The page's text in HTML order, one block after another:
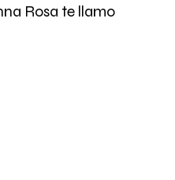
Rosa te llamo